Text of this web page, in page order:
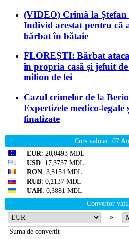
(VIDEO) Crimă la Ștefan
Individ arestat pentru că
bărbat în bătaie
FLOREȘTI: Bărbat
în propria casă și jefuit
milion de lei
Cazul crimelor de la
Expertizele medico-legale
finalizate
Curs valutar: 07
EUR: 20,0493 MDL
USD: 17,3737 MDL
RON: 3,8154 MDL
RUB: 0,2137 MDL
UAH: 0,3881 MDL
Convertor
»